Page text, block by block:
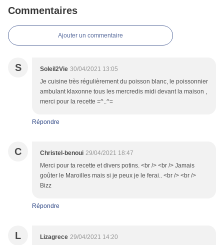
Commentaires
Ajouter un commentaire
S Soleil2Vie 30/04/2021 13:05
Je cuisine très régulièrement du poisson blanc, le poissonnier
ambulant klaxonne tous les mercredis midi devant la maison ,
merci pour la recette =^..^=
Répondre
C Christel-benoui 29/04/2021 18:47
Merci pour ta recette et divers potins. <br /> <br /> Jamais
goûter le Maroilles mais si je peux je le ferai.. <br /> <br />
Bizz
Répondre
L Lizagrece 29/04/2021 14:20